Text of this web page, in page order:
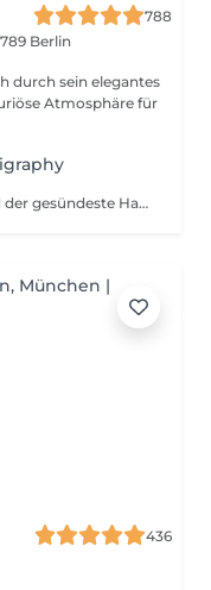
788
Berlin
durch sein elegantes
Atmosphäre für
Mit dem neuen Thermo Care Cut® wird der gesündeste Haarschnitt erzielt. Die erhitzte Spezialschere (100, 120 oder 140°C) versiegelt die Haarspitzen beim Schnitt, schließt Feuchtigkeit ein und schützt das Keratin. Das Haar bleibt gepflegt, glänzend und kräftig. Geeignet für alle Haartypen, auch bei coloriertem und chemisch behandeltem Haar sorgt der Schnitt für Volumen, Glanz, Spannkraft und Elastizität. Schonend, umweltfreundlich und mit nachhaltigem Pflege-Effekt. Calligraphy Cut ist eine revolutionäre und wissenschaftlich bewiesene Technik, Haare zu schneiden. Eine 3 Grad geneigte, scharfe Klinge schneidet konstant im 21 Grad Winkel und gleitet so sanft durch das Haar. Der bis zu 270% größere Querschnitt sorgt für mehr Volumen, weniger Spliss, mehr Glanz und gesundes Haar.
436